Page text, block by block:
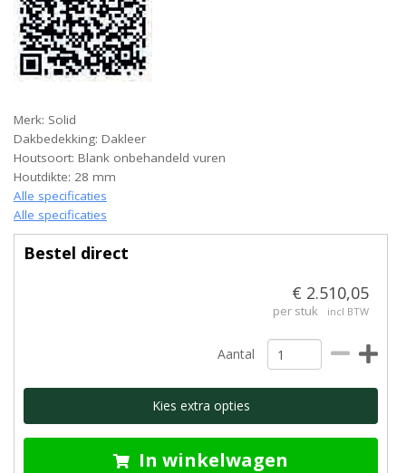
Merk: Solid
Dakbedekking: Dakleer
Houtsoort: Blank onbehandeld vuren
Houtdikte: 28 mm
Alle specificaties
Alle specificaties
Bestel direct
€ 2.510,05
per stuk incl BTW
Aantal
Kies extra opties
In winkelwagen